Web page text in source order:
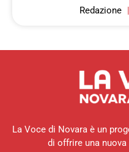
Redazione
La Voce di Novara è un
di offrire una